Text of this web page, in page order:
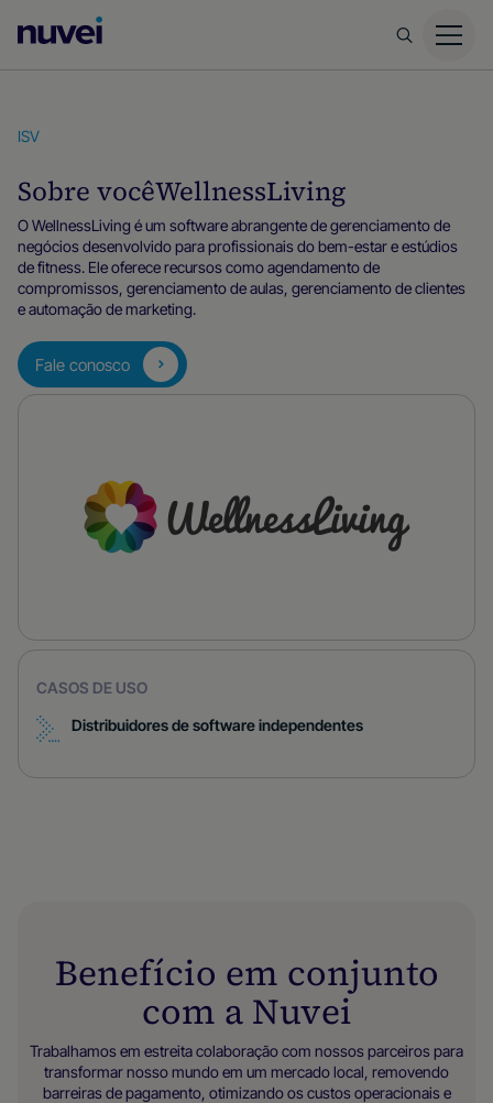
inicial
ISV
Sobre vocêWellnessLiving
O WellnessLiving é um software abrangente de gerenciamento de
negócios desenvolvido para profissionais do bem-estar e estúdios
de fitness. Ele oferece recursos como agendamento de
compromissos, gerenciamento de aulas, gerenciamento de clientes
e automação de marketing.
Fale conosco
CASOS DE USO
Distribuidores de software independentes
Benefício em conjunto
com a Nuvei
Trabalhamos em estreita colaboração com nossos parceiros para
transformar nosso mundo em um mercado local, removendo
barreiras de pagamento, otimizando os custos operacionais e